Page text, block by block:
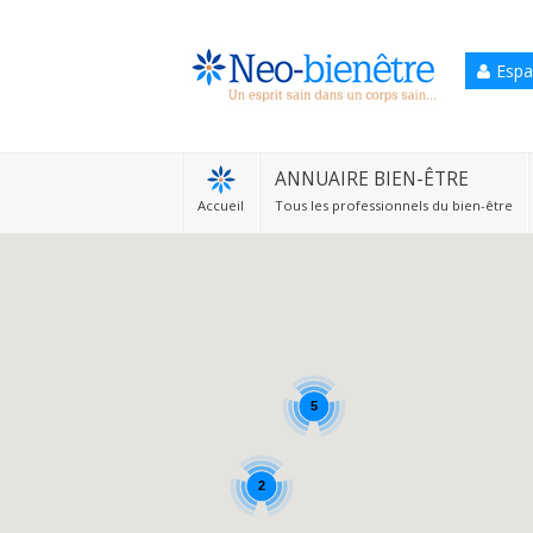
Accueil
ANNUAIRE BIEN-ÊTRE
Tous les professionnels du bien-être
5
2